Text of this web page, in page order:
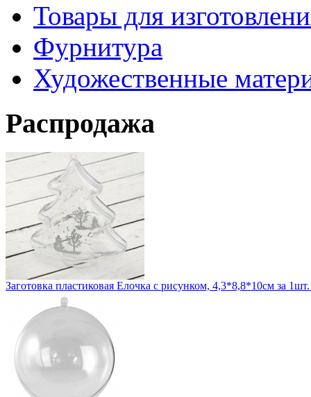
Товары для
Фурнитура
Художественные
Распродажа
Заготовка пластиковая Елочка с рисунком, 4,3*8,8*10см за